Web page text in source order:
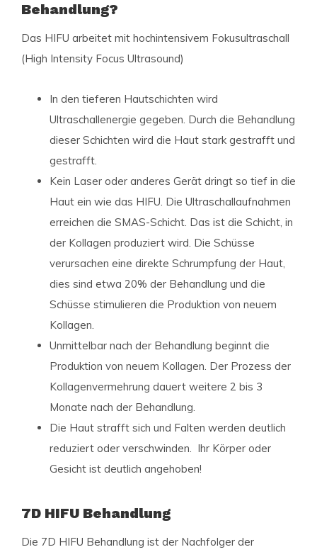
Behandlung?
Das HIFU arbeitet mit hochintensivem Fokusultraschall
(High Intensity Focus Ultrasound)
In den tieferen Hautschichten wird
Ultraschallenergie gegeben. Durch die Behandlung
dieser Schichten wird die Haut stark gestrafft und
gestrafft.
Kein Laser oder anderes Gerät dringt so tief in die
Haut ein wie das HIFU. Die Ultraschallaufnahmen
erreichen die SMAS-Schicht. Das ist die Schicht, in
der Kollagen produziert wird. Die Schüsse
verursachen eine direkte Schrumpfung der Haut,
dies sind etwa 20% der Behandlung und die
Schüsse stimulieren die Produktion von neuem
Kollagen.
Unmittelbar nach der Behandlung beginnt die
Produktion von neuem Kollagen. Der Prozess der
Kollagenvermehrung dauert weitere 2 bis 3
Monate nach der Behandlung.
Die Haut strafft sich und Falten werden deutlich
reduziert oder verschwinden. Ihr Körper oder
Gesicht ist deutlich angehoben!
7D HIFU Behandlung
Die 7D HIFU Behandlung ist der Nachfolger der